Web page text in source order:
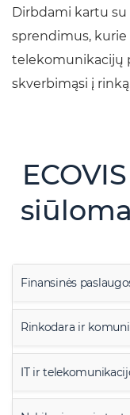
Dirbdami kartu
sprendimus,
telekomunikacijų
skverbimąsi į
Finansinės
Rinkodara ir
IT ir